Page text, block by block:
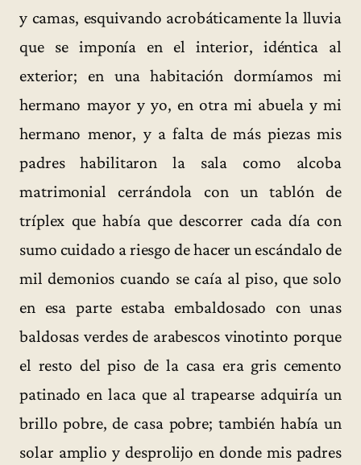
y camas, esquivando acrobáticamente la lluvia
que se imponía en el interior, idéntica al
exterior; en una habitación dormíamos mi
hermano mayor y yo, en otra mi abuela y mi
hermano menor, y a falta de más piezas mis
padres habilitaron la sala como alcoba
matrimonial cerrándola con un tablón de
tríplex que había que descorrer cada día con
sumo cuidado a riesgo de hacer un escándalo de
mil demonios cuando se caía al piso, que solo
en esa parte estaba embaldosado con unas
baldosas verdes de arabescos vinotinto porque
el resto del piso de la casa era gris cemento
patinado en laca que al trapearse adquiría un
brillo pobre, de casa pobre; también había un
solar amplio y desprolijo en donde mis padres